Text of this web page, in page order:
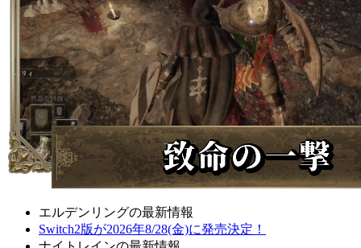
エルデンリングの最新情報
Switch2版が2026年8/28(金)に発売決定！